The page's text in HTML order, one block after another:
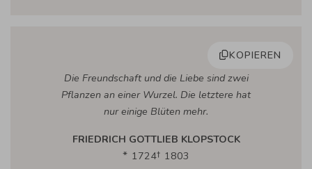
KOPIEREN
Die Freundschaft und die Liebe sind zwei
Pflanzen an einer Wurzel. Die letztere hat
nur einige Blüten mehr.
FRIEDRICH GOTTLIEB KLOPSTOCK
1724 1803